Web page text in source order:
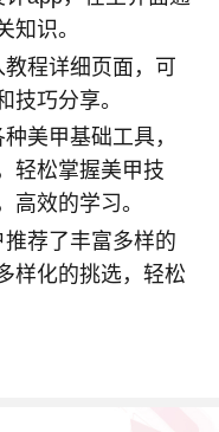
知识。
程详细页面，可
技巧分享。
美甲基础工具，
轻松掌握美甲技
高效的学习。
荐了丰富多样的
样化的挑选，轻松